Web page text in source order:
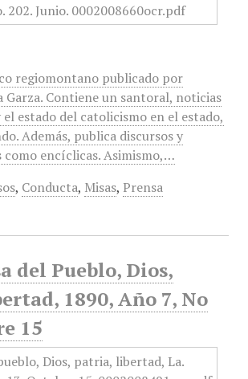
regiomontano publicado por
Garza. Contiene un santoral, noticias
estado del catolicismo en el estado,
Además, publica discursos y
como encíclicas. Asimismo,…
, Conducta, Misas, Prensa
del Pueblo, Dios,
1890, Año 7, No
15